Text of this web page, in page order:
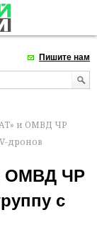
Пишите нам
и ОМВД ЧР
дронов
ОМВД ЧР
с